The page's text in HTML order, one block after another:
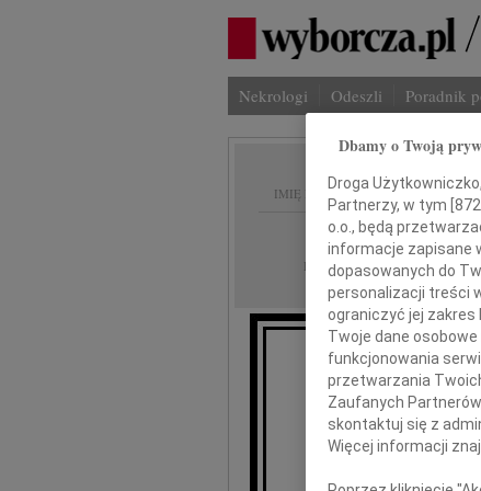
Nekrologi Odeszli Poradnik
IMIĘ I NAZWISKO:
REGION: Gdańsk
DATA EMISJI: 17.08.2011
wyrazy
Dbamy o Twoją
Droga
Partnerzy, w tym [872
o.o., będą
informacje zapisane
dopasowanych do
personalizacji treści
ograniczyć jej zakres
Twoje dane
funkcjonowania
przetwarzania
Zaufanych
skontaktuj się z
Więcej informacji